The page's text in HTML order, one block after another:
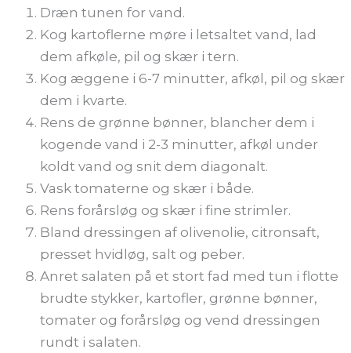
Dræn tunen for vand.
Kog kartoflerne møre i letsaltet vand, lad
dem afkøle, pil og skær i tern.
Kog æggene i 6-7 minutter, afkøl, pil og skær
dem i kvarte.
Rens de grønne bønner, blancher dem i
kogende vand i 2-3 minutter, afkøl under
koldt vand og snit dem diagonalt.
Vask tomaterne og skær i både.
Rens forårsløg og skær i fine strimler.
Bland dressingen af olivenolie, citronsaft,
presset hvidløg, salt og peber.
Anret salaten på et stort fad med tun i flotte
brudte stykker, kartofler, grønne bønner,
tomater og forårsløg og vend dressingen
rundt i salaten.